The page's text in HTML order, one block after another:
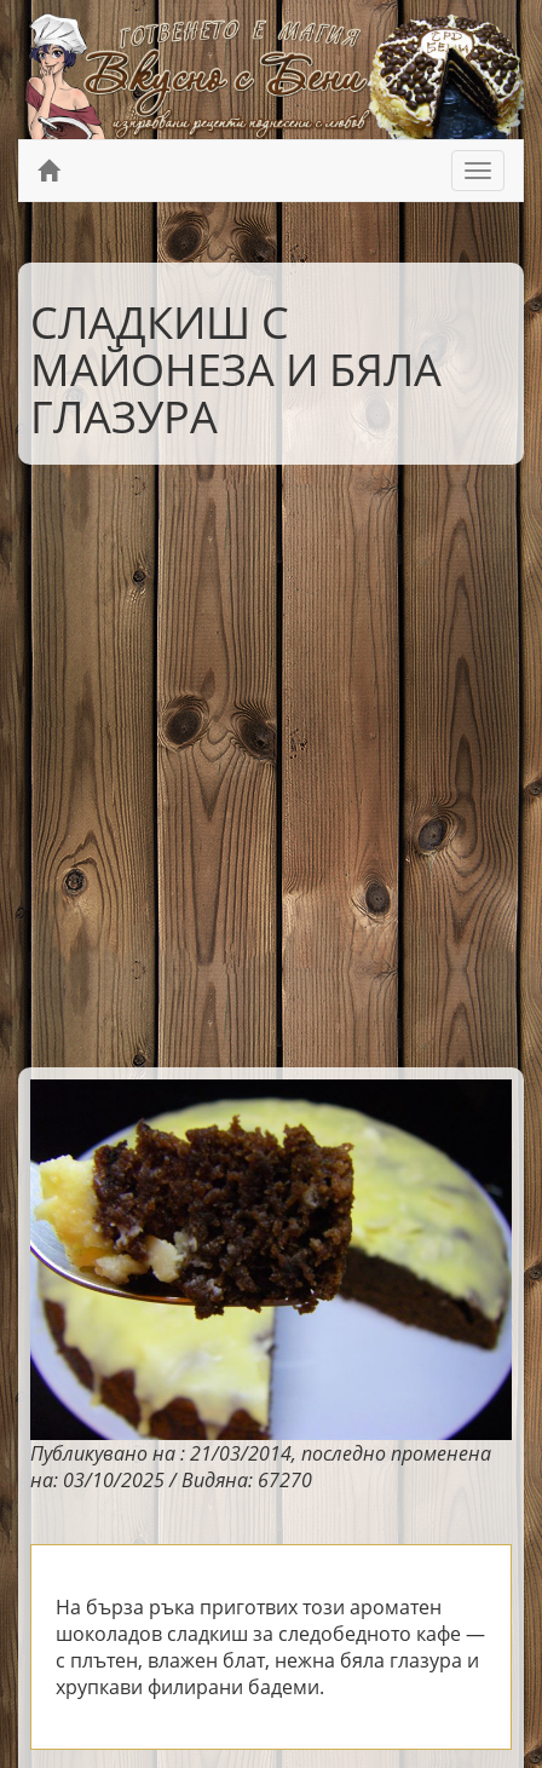
СЛАДКИШ С
МАЙОНЕЗА И БЯЛА
ГЛАЗУРА
Публикувано на : 21/03/2014, последно променена
на: 03/10/2025 / Видяна: 67270
На бърза ръка приготвих този ароматен
шоколадов сладкиш за следобедното кафе —
с плътен, влажен блат, нежна бяла глазура и
хрупкави филирани бадеми.